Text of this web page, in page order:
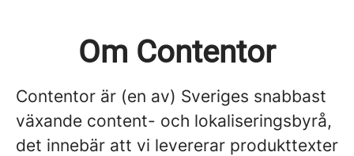
Om Contentor
Contentor är (en av) Sveriges snabbast
växande content- och lokaliseringsbyrå,
det innebär att vi levererar produkttexter